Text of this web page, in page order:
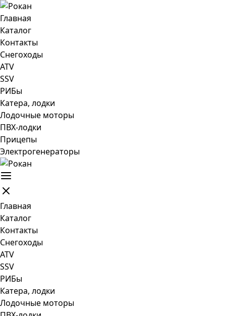
Главная
Каталог
Контакты
Снегоходы
ATV
SSV
РИБы
Катера, лодки
Лодочные моторы
ПВХ-лодки
Прицепы
Электрогенераторы
Главная
Каталог
Контакты
Снегоходы
ATV
SSV
РИБы
Катера, лодки
Лодочные моторы